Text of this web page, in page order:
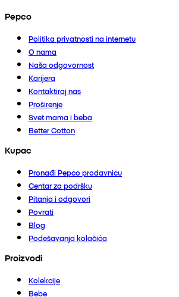
Pepco
Politika privatnosti na internetu
O nama
Naša odgovornost
Karijera
Kontaktiraj nas
Proširenje
Svet mama i beba
Better Cotton
Kupac
Pronađi Pepco prodavnicu
Centar za podršku
Pitanja i odgovori
Povrati
Blog
Podešavanja kolačića
Proizvodi
Kolekcije
Bebe